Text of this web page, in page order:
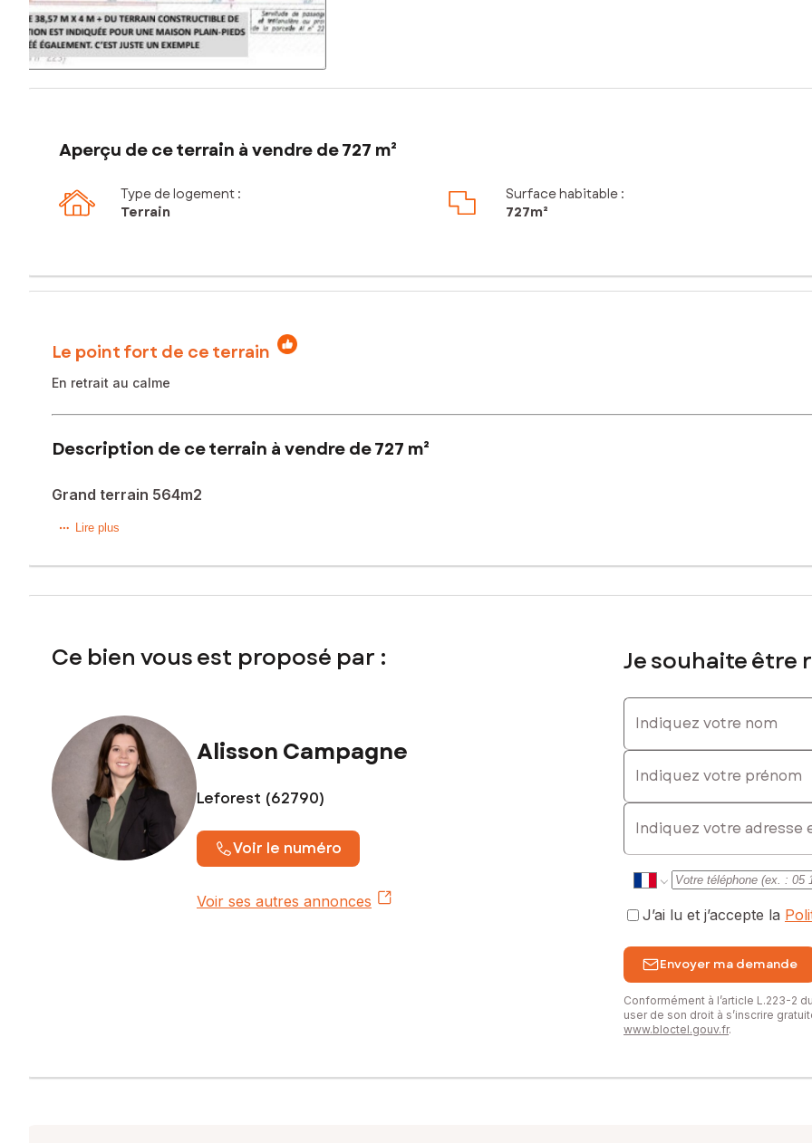
Aperçu de ce terrain à vendre de 727 m²
Type de logement :
Terrain
Surface habitable :
727m²
Le point fort de ce terrain
En retrait au calme
Description de ce terrain à vendre de 727 m²
Grand terrain 564m2
Terrain en 2eme rang située sur la charmante commune de Wahagnies, à proximité des commodités.
Le terrain fait 47*12m + allée pour y accéder de 38*4.
Etude de sol G1 réalisée, demande de construction pour un bien de 15*8 autorisé. Possibilité de faire un autre projet.
Les informations sur les risques auxquels ce bien est exposé sont disponibles sur le site Géorisques : www.georisques.gouv.fr
Honoraires charge vendeur
Contactez votre conseiller SAFTI : Alisson CAMPAGNE, Tél. : 0686847090, E-mail : alisson.campagne@safti.fr - EI - Agent
Lire plus
Ce bien vous est proposé par :
Alisson Campagne
Leforest (62790)
Voir le numéro
Voir ses autres annonces
Je souhaite être
Indiquez votre nom
Indiquez votre prénom
E-mail
J’ai lu et j’accepte la
Envoyer ma demande
Conformément à l’article L.223-2
user de son droit à s’inscrire
www.bloctel.gouv.fr.